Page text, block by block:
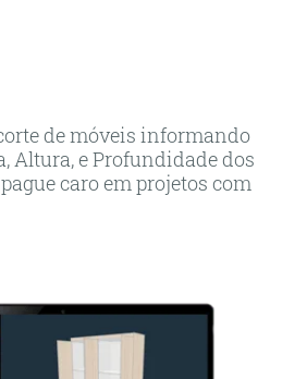
de móveis informando
Altura, e Profundidade dos
caro em projetos com